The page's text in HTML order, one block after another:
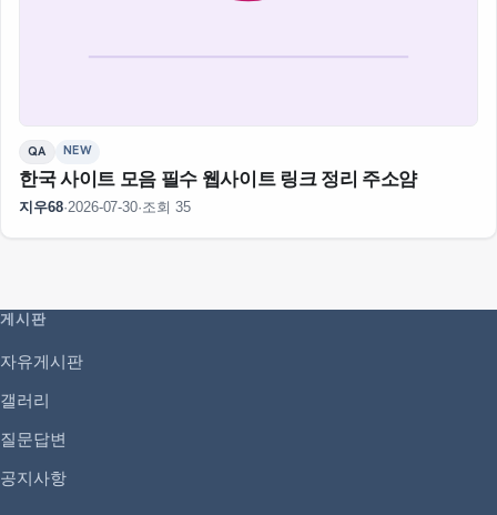
QA NEW
한국 사이트 모음 필수 웹사이트 링크 정리 주소얌
지우68·2026-07-30·조회 35
게시판
자유게시판
갤러리
질문답변
공지사항